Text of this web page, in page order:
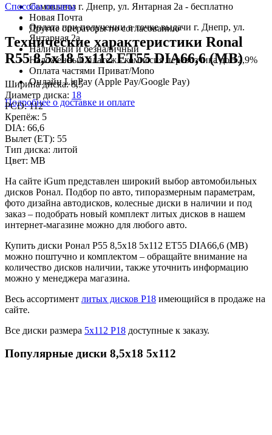
Самовывоз г. Днепр, ул. Янтарная 2а - бесплатно
Новая Почта
Другие операторы по согласованию
Способы оплаты
Оплата при получении в точке выдачи г. Днепр, ул.
Янтарная 2а
Наличный и безналичный
Наложенный платеж - комиссия перевозчика до +2,9%
Оплата частями Приват/Mono
Онлайн LiqPay (Apple Pay/Google Pay)
Подробнее о доставке и оплате
Технические характеристики Ronal
R55 8,5x18 5x112 ET55 DIA66,6 (MB)
Ширина диска:8,5
Диаметр диска: 18
PCD:112
Крепёж: 5
DIA: 66,6
Вылет (ET): 55
Тип диска: литой
Цвет: MB
На сайте iGum представлен широкий выбор автомобильных
дисков Ронал. Подбор по авто, типоразмерным параметрам,
фото дизайна автодисков, колесные диски в наличии и под
заказ – подобрать новый комплект литых дисков в нашем
интернет-магазине можно для любого авто.
Купить диски Ронал Р55 8,5x18 5x112 ET55 DIA66,6 (MB)
можно поштучно и комплектом – обращайте внимание на
количество дисков наличии, также уточнить информацию
можно у менеджера магазина.
Весь ассортимент литых дисков Р18 имеющийся в продаже на
сайте.
Все диски размера 5х112 Р18 доступные к заказу.
Популярные диски 8,5x18 5x112